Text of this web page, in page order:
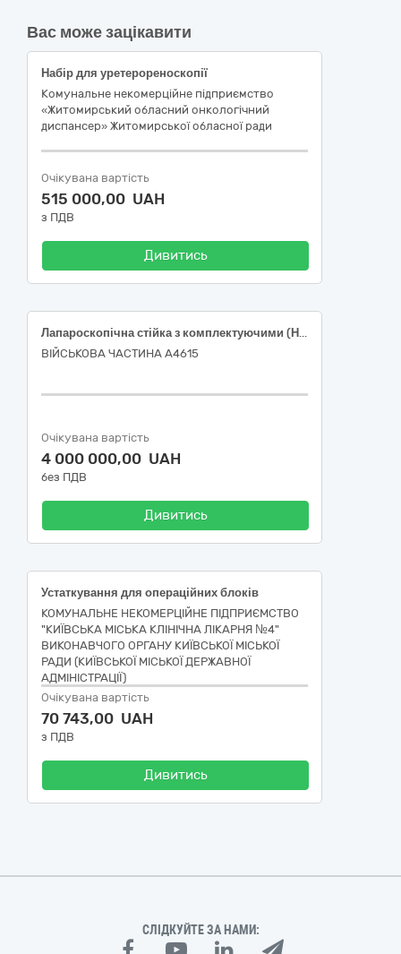
Вас може зацікавити
Набір для уретерореноскопії
Комунальне некомерційне підприємство
«Житомирський обласний онкологічний
диспансер» Житомирської обласної ради
Очікувана вартість
515 000,00 UAH
з ПДВ
Дивитись
Лапароскопічна стійка з комплектуючими (НК 024:2023:32617 - Система лапароскопічна багаторазового використання; НК 031:2024:L1217-Набори інструментів для лапароскопії і торакоскопії, багаторазові) за кодом ДК 021:2015:33160000-9 Устаткування для операційних блоків
ВІЙСЬКОВА ЧАСТИНА А4615
Очікувана вартість
4 000 000,00 UAH
без ПДВ
Дивитись
Устаткування для операційних блоків
КОМУНАЛЬНЕ НЕКОМЕРЦІЙНЕ ПІДПРИЄМСТВО
"КИЇВСЬКА МІСЬКА КЛІНІЧНА ЛІКАРНЯ №4"
ВИКОНАВЧОГО ОРГАНУ КИЇВСЬКОЇ МІСЬКОЇ
РАДИ (КИЇВСЬКОЇ МІСЬКОЇ ДЕРЖАВНОЇ
АДМІНІСТРАЦІЇ)
Очікувана вартість
70 743,00 UAH
з ПДВ
Дивитись
СЛІДКУЙТЕ ЗА НАМИ: